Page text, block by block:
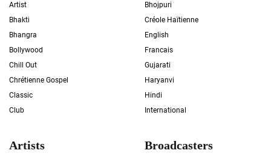
Artist
Bhakti
Bhangra
Bollywood
Chill Out
Chrétienne Gospel
Classic
Club
Bhojpuri
Créole Haïtienne
English
Francais
Gujarati
Haryanvi
Hindi
International
Artists Broadcasters